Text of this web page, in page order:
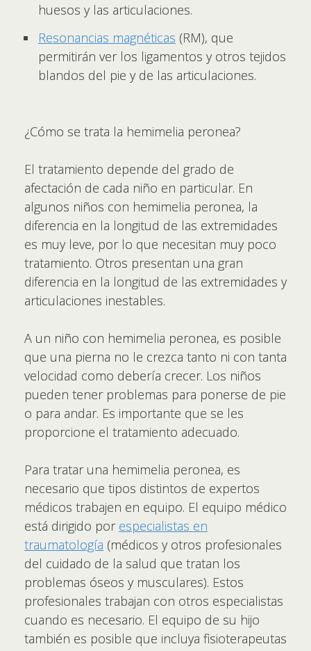
huesos y las articulaciones.
Resonancias magnéticas (RM), que
permitirán ver los ligamentos y otros tejidos
blandos del pie y de las articulaciones.
¿Cómo se trata la hemimelia peronea?
El tratamiento depende del grado de
afectación de cada niño en particular. En
algunos niños con hemimelia peronea, la
diferencia en la longitud de las extremidades
es muy leve, por lo que necesitan muy poco
tratamiento. Otros presentan una gran
diferencia en la longitud de las extremidades y
articulaciones inestables.
A un niño con hemimelia peronea, es posible
que una pierna no le crezca tanto ni con tanta
velocidad como debería crecer. Los niños
pueden tener problemas para ponerse de pie
o para andar. Es importante que se les
proporcione el tratamiento adecuado.
Para tratar una hemimelia peronea, es
necesario que tipos distintos de expertos
médicos trabajen en equipo. El equipo médico
está dirigido por especialistas en
traumatología (médicos y otros profesionales
del cuidado de la salud que tratan los
problemas óseos y musculares). Estos
profesionales trabajan con otros especialistas
cuando es necesario. El equipo de su hijo
también es posible que incluya fisioterapeutas